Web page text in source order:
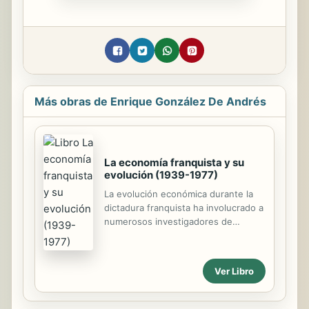
Más obras de Enrique González De Andrés
La economía franquista y su
evolución (1939-1977)
La evolución económica durante la
dictadura franquista ha involucrado a
numerosos investigadores de
con sus trabajos han sido la
economía y la historiografía, sin
olvidar la ciencia política, la sociología
y el periodismo. Aunque pudiera
Ver Libro